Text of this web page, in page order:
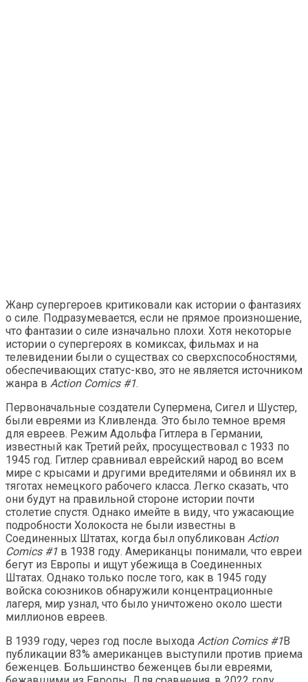
Жанр супергероев критиковали как истории о фантазиях
о силе. Подразумевается, если не прямое произношение,
что фантазии о силе изначально плохи. Хотя некоторые
истории о супергероях в комиксах, фильмах и на
телевидении были о существах со сверхспособностями,
обеспечивающих статус-кво, это не является источником
жанра в Action Comics #1.
Первоначальные создатели Супермена, Сигел и Шустер,
были евреями из Кливленда. Это было темное время
для евреев. Режим Адольфа Гитлера в Германии,
известный как Третий рейх, просуществовал с 1933 по
1945 год. Гитлер сравнивал еврейский народ во всем
мире с крысами и другими вредителями и обвинял их в
тяготах немецкого рабочего класса. Легко сказать, что
они будут на правильной стороне истории почти
столетие спустя. Однако имейте в виду, что ужасающие
подробности Холокоста не были известны в
Соединенных Штатах, когда был опубликован Action
Comics #1 в 1938 году. Американцы понимали, что евреи
бегут из Европы и ищут убежища в Соединенных
Штатах. Однако только после того, как в 1945 году
войска союзников обнаружили концентрационные
лагеря, мир узнал, что было уничтожено около шести
миллионов евреев.
В 1939 году, через год после выхода Action Comics #1В
публикации 83% американцев выступили против приема
беженцев. Большинство беженцев были евреями,